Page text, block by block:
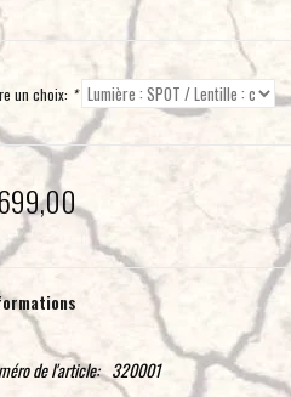
un choix: *
de l'article: 320001